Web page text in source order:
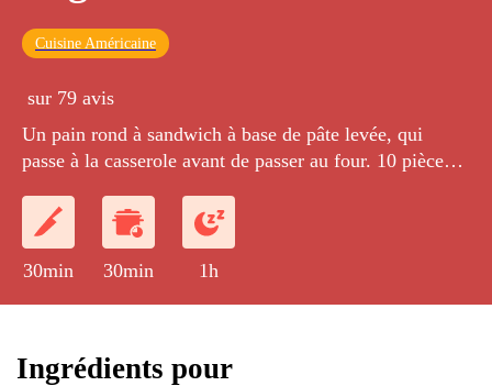
Cuisine Américaine
sur 79 avis
Un pain rond à sandwich à base de pâte levée, qui
passe à la casserole avant de passer au four. 10 pièces
30min 30min 1h
Ingrédients pour